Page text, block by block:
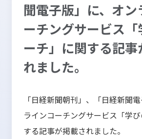
聞電子版」に、オン
ーチングサービス「
ーチ」に関する記事
れました。
「日経新聞朝刊」、「日経新聞
ラインコーチングサービス「学
する記事が掲載されました。